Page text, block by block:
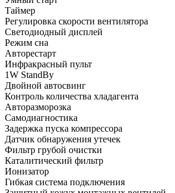
Таймер
Регулировка скорости вентилятора
Светодиодный дисплей
Режим сна
Авторестарт
Инфракрасный пульт
1W StandBy
Двойной автосвинг
Контроль количества хладагента
Авторазморозка
Самодиагностика
Задержка пуска компрессора
Датчик обнаружения утечек
Фильтр грубой очистки
Каталитический фильтр
Ионизатор
Гибкая система подключения